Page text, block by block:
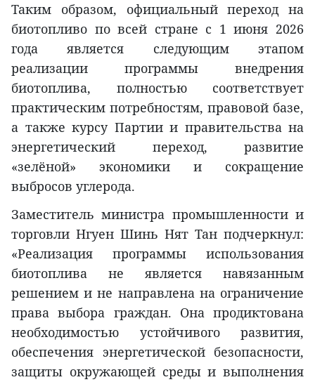
Таким образом, официальный переход на
биотопливо по всей стране с 1 июня 2026
года является следующим этапом
реализации программы внедрения
биотоплива, полностью соответствует
практическим потребностям, правовой базе,
а также курсу Партии и правительства на
энергетический переход, развитие
«зелёной» экономики и сокращение
выбросов углерода.
Заместитель министра промышленности и
торговли Нгуен Шинь Нят Тан подчеркнул:
«Реализация программы использования
биотоплива не является навязанным
решением и не направлена на ограничение
права выбора граждан. Она продиктована
необходимостью устойчивого развития,
обеспечения энергетической безопасности,
защиты окружающей среды и выполнения